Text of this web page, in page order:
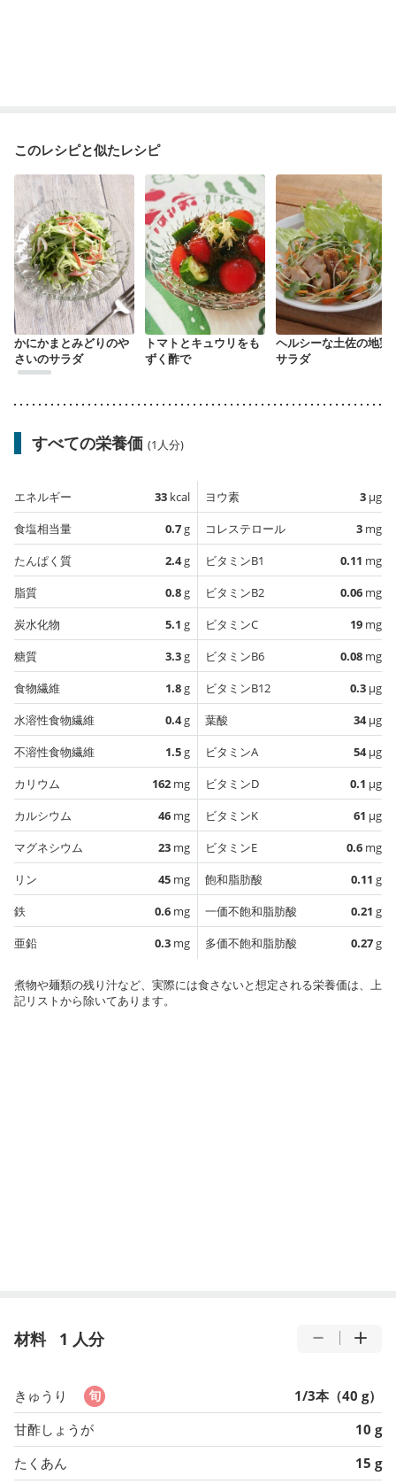
このレシピと似たレシピ
かにかまとみどりのや
さいのサラダ
トマトとキュウリをも
ずく酢で
ヘルシーな土佐の地鶏
サラダ
すべての栄養価 (1人分)
エネルギー 33 kcal
食塩相当量
0.7g
たんぱく質
2.4g
脂質
0.8g
炭水化物
5.1 g
糖質
3.3g
食物繊維
1.8g
水溶性食物繊維
0.4g
不溶性食物繊維
1.5g
カリウム
162 mg
カルシウム
46 mg
マグネシウム
23 mg
リン
45 mg
鉄
0.6 mg
亜鉛
0.3 mg
ヨウ素 3 µg
コレステロール
3 mg
ビタミンB1
0.11 mg
ビタミンB2
0.06 mg
ビタミンC
19 mg
ビタミンB6
0.08 mg
ビタミンB12
0.3 µg
葉酸
34µg
ビタミンA
54µg
ビタミンD
0.1 µg
ビタミンK
61 µg
ビタミンE
0.6 mg
飽和脂肪酸
0.11 g
一価不飽和脂肪酸
0.21 g
多価不飽和脂肪酸
0.27g
煮物や麺類の残り汁など、実際には食さないと想定される栄養価は、上
記リストから除いてあります。
材料 1 人分
きゅうり
1/3本（40 g）
甘酢しょうが
10 g
たくあん
15 g